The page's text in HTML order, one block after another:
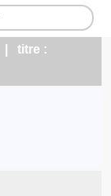
| titre :